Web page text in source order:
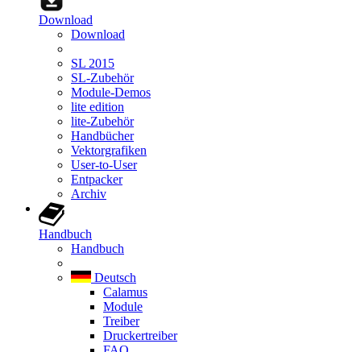
Download
Download
SL 2015
SL-Zubehör
Module-Demos
lite edition
lite-Zubehör
Handbücher
Vektorgrafiken
User-to-User
Entpacker
Archiv
Handbuch
Handbuch
Deutsch
Calamus
Module
Treiber
Druckertreiber